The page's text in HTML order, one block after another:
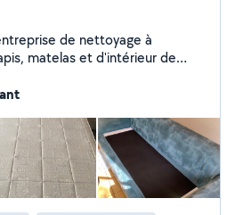
de nettoyage à
matelas et d'intérieur de
Dispo 7/7